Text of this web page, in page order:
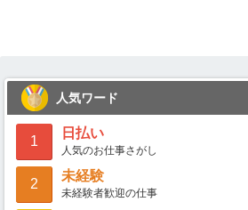
人気ワード
1
日払い
人気のお仕事さがし
2
未経験
未経験者歓迎の仕事